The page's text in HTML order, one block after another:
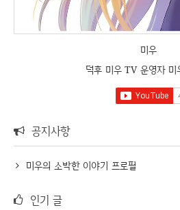
미우
덕후 미우 TV 운영자 미
공지사항
미우의 소박한 이야기 프로필
인기 글